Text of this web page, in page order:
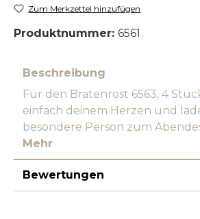
Zum Merkzettel hinzufügen
Produktnummer: 6561
Beschreibung
Für den Bratenrost 6563, 4
einfach deinem Herzen und
besondere Person zum
Mehr
Bewertungen